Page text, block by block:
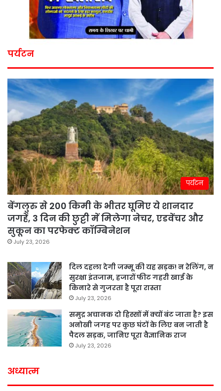
पर्यटन
पर्यटन
बेंगलुरु से 200 किमी के भीतर घूमिए ये शानदार
जगहें, 3 दिन की छुट्टी में मिलेगा नेचर, एडवेंचर और
सुकून का परफेक्ट कॉम्बिनेशन
July 23, 2026
दिल दहला देगी जम्मू की यह सड़क! न रेलिंग, न
सुरक्षा इंतजाम, हजारों फीट गहरी खाई के
किनारे से गुजरता है पूरा रास्ता
July 23, 2026
समुद्र अचानक दो हिस्सों में क्यों बंट जाता है? इस
अनोखी जगह पर कुछ घंटों के लिए बन जाती है
पैदल सड़क, जानिए पूरा वैज्ञानिक राज
July 23, 2026
अध्यात्म